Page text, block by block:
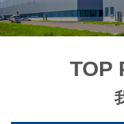
TOP